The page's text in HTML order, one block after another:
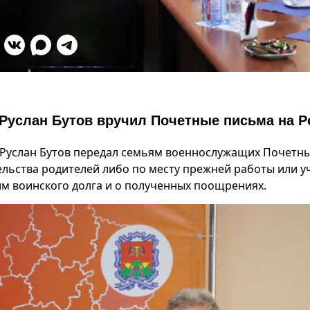
Бутов вручил Почетные письма на
Бутов передал семьям военнослужащих
родителей либо по месту прежней работы или
долга и о полученных поощрениях.